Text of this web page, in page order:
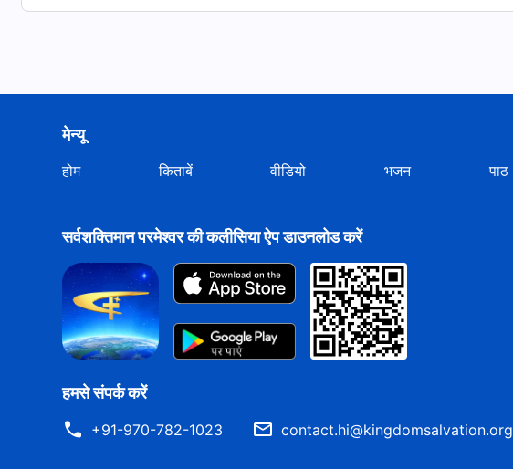
मेन्यू
होम किताबें वीडियो भजन पाठ
सर्वशक्तिमान परमेश्वर की कलीसिया ऐप डाउनलोड करें
हमसे संपर्क करें
+91-970-782-1023 contact.hi@kingdomsalvation.org